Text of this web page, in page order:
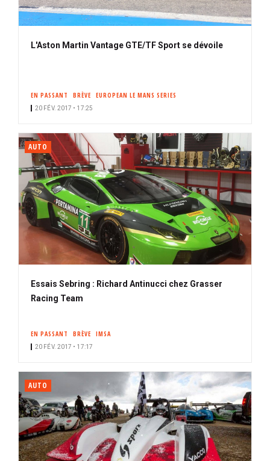
L'Aston Martin Vantage GTE/TF Sport se dévoile
EN PASSANT BRÈVE EUROPEAN LE MANS SERIES
20 FÉV. 2017 • 17:25
AUTO
Essais Sebring : Richard Antinucci chez Grasser
Racing Team
EN PASSANT BRÈVE IMSA
20 FÉV. 2017 • 17:17
AUTO